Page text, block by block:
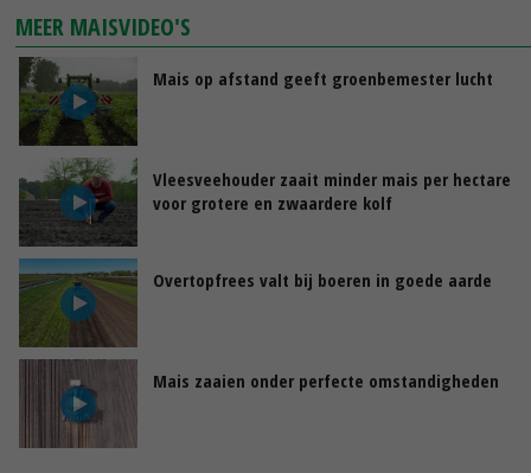
MEER MAISVIDEO'S
Mais op afstand geeft groenbemester lucht
Vleesveehouder zaait minder mais per hectare
voor grotere en zwaardere kolf
Overtopfrees valt bij boeren in goede aarde
Mais zaaien onder perfecte omstandigheden